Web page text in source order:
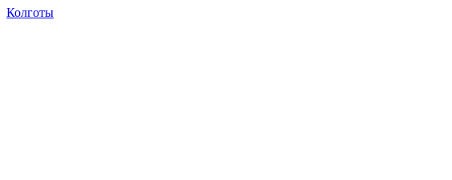
Колготы